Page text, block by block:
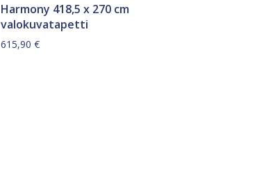
Harmony 418,5 x 270 cm
valokuvatapetti
615,90€